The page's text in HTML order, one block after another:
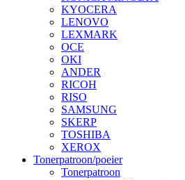
KYOCERA
LENOVO
LEXMARK
OCE
OKI
ANDER
RICOH
RISO
SAMSUNG
SKERP
TOSHIBA
XEROX
Tonerpatroon/poeier
Tonerpatroon